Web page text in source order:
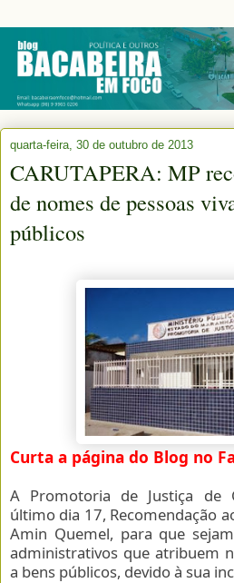
quarta-feira, 30 de outubro de 2013
CARUTAPERA: MP
de nomes de pessoas
públicos
Curta a página do Blog no
A Promotoria de Justiça de
último dia 17, Recomendação
Amin Quemel, para que
administrativos que atribuem
a bens públicos, devido à sua